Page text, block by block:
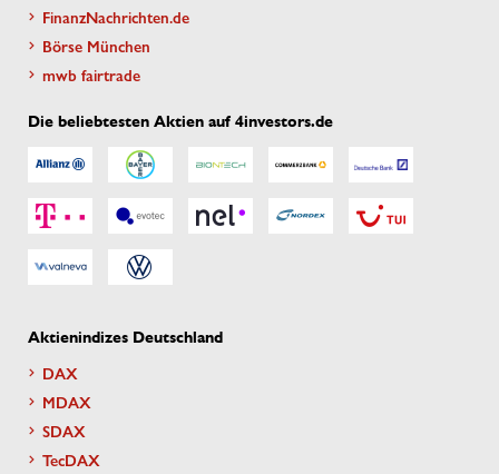
FinanzNachrichten.de
Börse München
mwb fairtrade
Die beliebtesten Aktien auf 4investors.de
Aktienindizes Deutschland
DAX
MDAX
SDAX
TecDAX